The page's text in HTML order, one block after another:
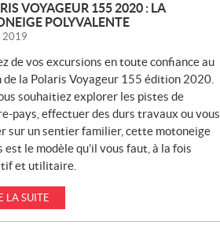
VOYAGEUR 155 2020 : LA
POLYVALENTE
2019
de vos excursions en toute confiance au
de la Polaris Voyageur 155 édition 2020.
souhaitiez explorer les pistes de
pays, effectuer des durs travaux ou vous
sur un sentier familier, cette motoneige
est le modèle qu’il vous faut, à la fois
et utilitaire.
LA SUITE